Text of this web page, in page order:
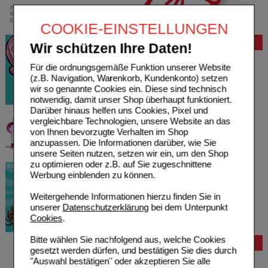
COOKIE-EINSTELLUNGEN
Wir schützen Ihre Daten!
Für die ordnungsgemäße Funktion unserer Website
(z.B. Navigation, Warenkorb, Kundenkonto) setzen
wir so genannte Cookies ein. Diese sind technisch
notwendig, damit unser Shop überhaupt funktioniert.
Darüber hinaus helfen uns Cookies, Pixel und
vergleichbare Technologien, unsere Website an das
von Ihnen bevorzugte Verhalten im Shop
anzupassen. Die Informationen darüber, wie Sie
unsere Seiten nutzen, setzen wir ein, um den Shop
zu optimieren oder z.B. auf Sie zugeschnittene
Werbung einblenden zu können.
Weitergehende Informationen hierzu finden Sie in
unserer Datenschutzerklärungbei dem Unterpunkt
Cookies.
Bitte wählen Sie nachfolgend aus, welche Cookies
gesetzt werden dürfen, und bestätigen Sie dies durch
"Auswahl bestätigen" oder akzeptieren Sie alle
innerhalb Deutschlands bei einem
Mindestbestellwert von 13,99 Euro oder bei
Einsendung eines Kassenrezeptes
Bewertung
Bestellung
Hilfe zur Anmeldung